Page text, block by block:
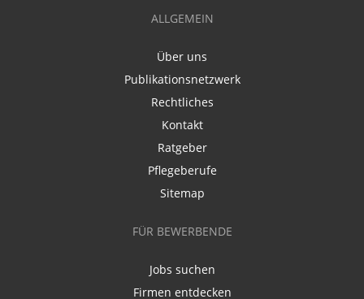
ALLGEMEIN
Über uns
Publikationsnetzwerk
Rechtliches
Kontakt
Ratgeber
Pflegeberufe
Sitemap
FÜR BEWERBENDE
Jobs suchen
Firmen entdecken